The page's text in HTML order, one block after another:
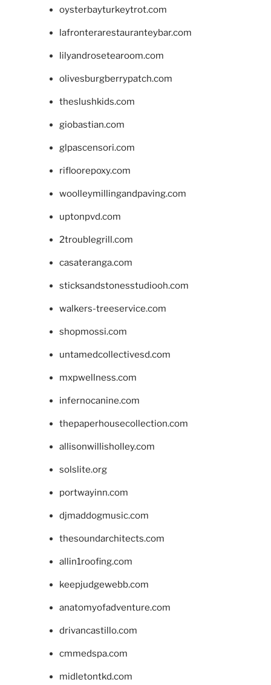
oysterbayturkeytrot.com
lafronterarestauranteybar.com
lilyandrosetearoom.com
olivesburgberrypatch.com
theslushkids.com
giobastian.com
glpascensori.com
rifloorepoxy.com
woolleymillingandpaving.com
uptonpvd.com
2troublegrill.com
casateranga.com
sticksandstonesstudiooh.com
walkers-treeservice.com
shopmossi.com
untamedcollectivesd.com
mxpwellness.com
infernocanine.com
thepaperhousecollection.com
allisonwillisholley.com
solslite.org
portwayinn.com
djmaddogmusic.com
thesoundarchitects.com
allin1roofing.com
keepjudgewebb.com
anatomyofadventure.com
drivancastillo.com
cmmedspa.com
midletontkd.com